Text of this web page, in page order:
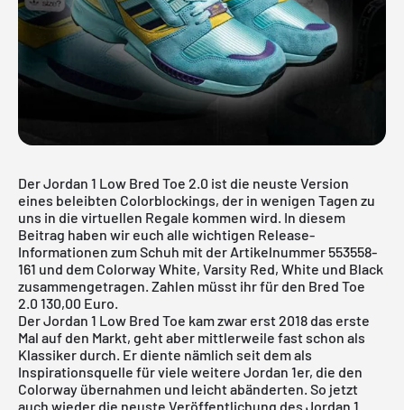
Der Jordan 1 Low Bred Toe 2.0 ist die neuste Version
eines beleibten Colorblockings, der in wenigen Tagen zu
uns in die virtuellen Regale kommen wird. In diesem
Beitrag haben wir euch alle wichtigen Release-
Informationen zum Schuh mit der Artikelnummer 553558-
161 und dem Colorway White, Varsity Red, White und Black
zusammengetragen. Zahlen müsst ihr für den Bred Toe
2.0 130,00 Euro.
Der Jordan 1 Low Bred Toe kam zwar erst 2018 das erste
Mal auf den Markt, geht aber mittlerweile fast schon als
Klassiker durch. Er diente nämlich seit dem als
Inspirationsquelle für viele weitere Jordan 1er, die den
Colorway übernahmen und leicht abänderten. So jetzt
auch wieder die neuste Veröffentlichung des Jordan 1